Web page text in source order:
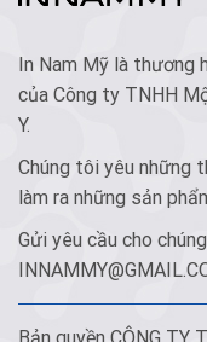
In Nam Mỹ là thương
của Công ty TNHH
Y.
Chúng tôi yêu những
làm ra những sản
Gửi yêu cầu cho
Bản quyền CÔNG TY